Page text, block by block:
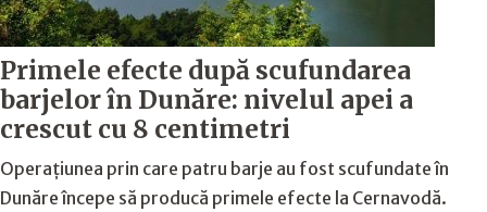
Primele efecte după scufundarea
barjelor în Dunăre: nivelul apei a
crescut cu 8 centimetri
Operațiunea prin care patru barje au fost scufundate în
Dunăre începe să producă primele efecte la Cernavodă.